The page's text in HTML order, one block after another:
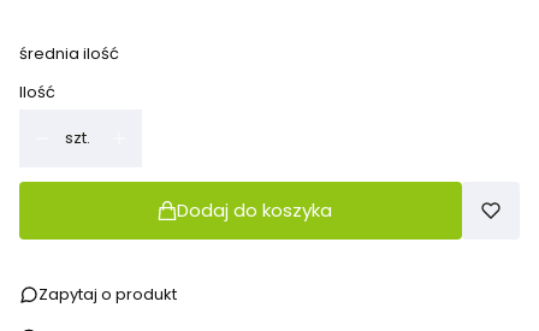
średnia ilość
Ilość
szt.
Dodaj do koszyka
Zapytaj o produkt